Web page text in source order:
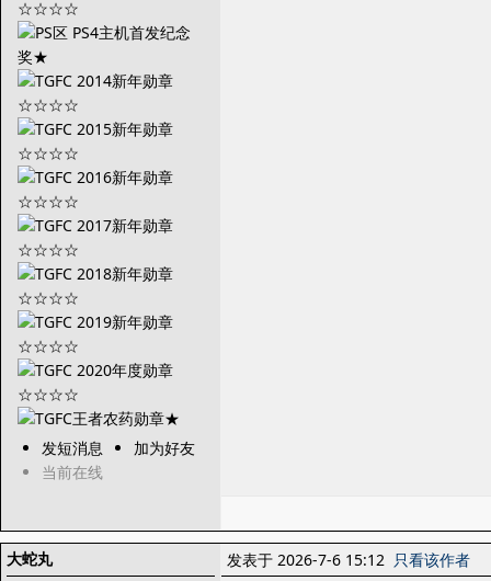
发短消息
加为好友
当前在线
大蛇丸
发表于 2026-7-6 15:12 只看该作者